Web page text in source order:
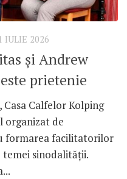
IULIE 2026
și Andrew
prietenie
Casa Calfelor Kolping
organizat de
formarea facilitatorilor
sinodalității.